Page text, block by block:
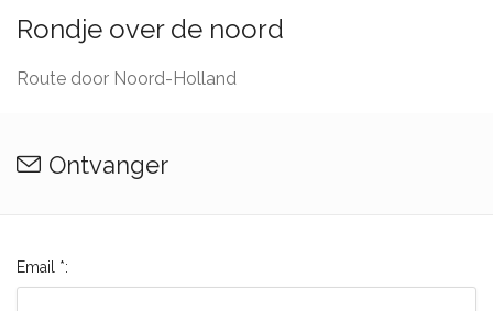
Rondje over de noord
Route door Noord-Holland
Ontvanger
Email *: